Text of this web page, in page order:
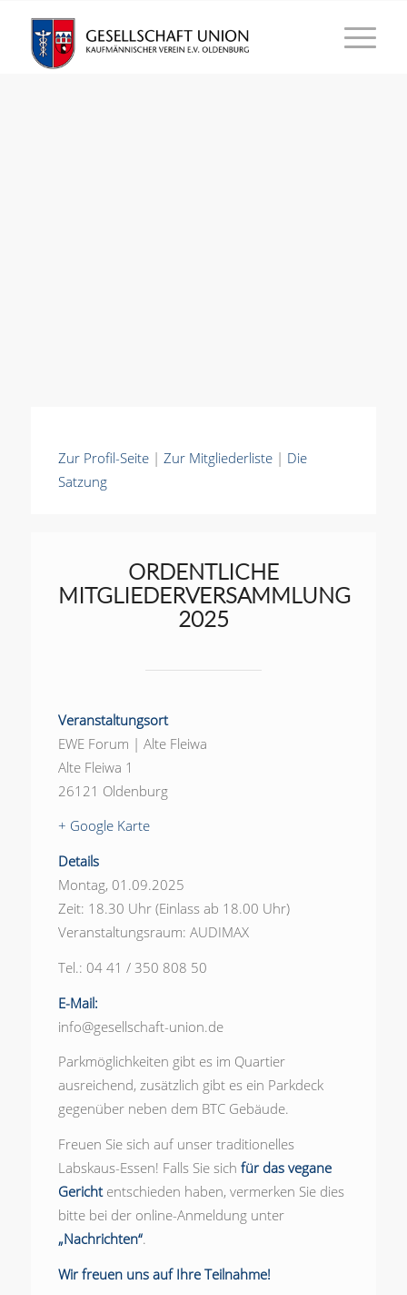
Zur Profil-Seite| Zur Mitgliederliste| Die
Satzung
ORDENTLICHE
MITGLIEDERVERSAMMLUNG
2025
Veranstaltungsort
EWE Forum | Alte Fleiwa
Alte Fleiwa 1
26121 Oldenburg
+ Google Karte
Details
Montag, 01.09.2025
Zeit: 18.30 Uhr (Einlass ab 18.00 Uhr)
Veranstaltungsraum: AUDIMAX
Tel.: 04 41 / 350 808 50
E-Mail:
info@gesellschaft-union.de
Parkmöglichkeiten gibt es im Quartier
ausreichend, zusätzlich gibt es ein Parkdeck
gegenüber neben dem BTC Gebäude.
Freuen Sie sich auf unser traditionelles
Labskaus-Essen! Falls Sie sich für das vegane
Gerichtentschieden haben, vermerken Sie dies
bitte bei der online-Anmeldung unter
„Nachrichten“.
Wir freuen uns auf Ihre Teilnahme!